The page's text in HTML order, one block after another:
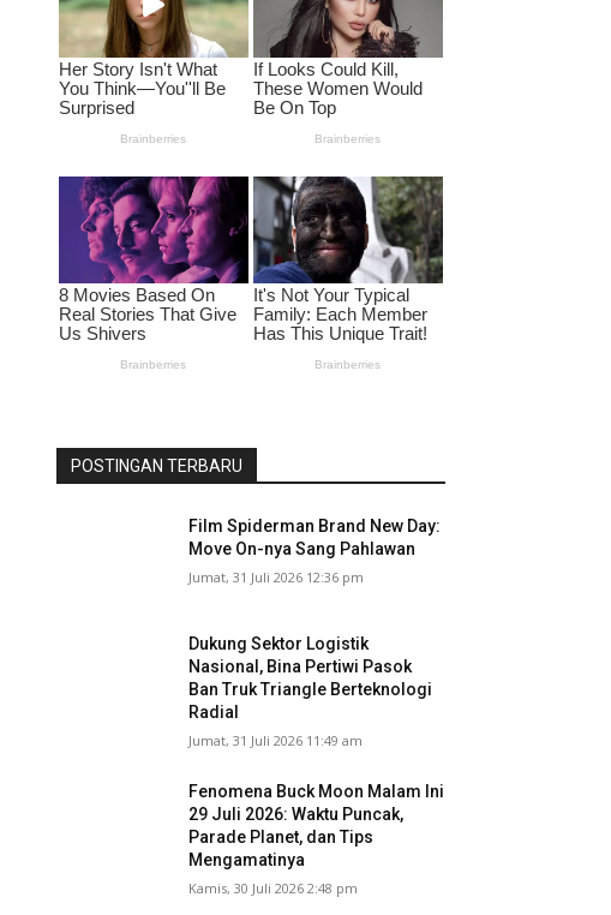
POSTINGAN TERBARU
Film Spiderman Brand New Day:
Move On-nya Sang Pahlawan
Jumat, 31 Juli 2026 12:36 pm
Dukung Sektor Logistik
Nasional, Bina Pertiwi Pasok
Ban Truk Triangle Berteknologi
Radial
Jumat, 31 Juli 2026 11:49 am
Fenomena Buck Moon Malam Ini
29 Juli 2026: Waktu Puncak,
Parade Planet, dan Tips
Mengamatinya
Kamis, 30 Juli 2026 2:48 pm